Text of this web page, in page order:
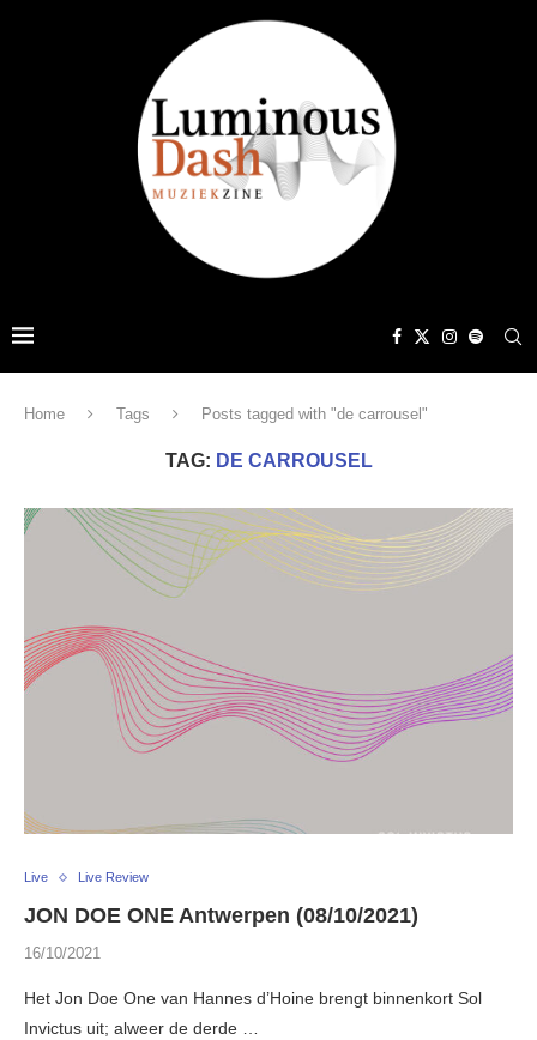
Home Tags Posts tagged with "de carrousel"
TAG: DE CARROUSEL
Live Live Review
JON DOE ONE Antwerpen (08/10/2021)
16/10/2021
Het Jon Doe One van Hannes d’Hoine brengt binnenkort Sol
Invictus uit; alweer de derde …